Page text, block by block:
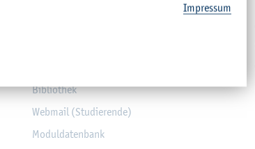
Bi­blio­thek
Web­mail (Stu­die­ren­de)
Mo­dul­da­ten­bank
Im­pres­sum